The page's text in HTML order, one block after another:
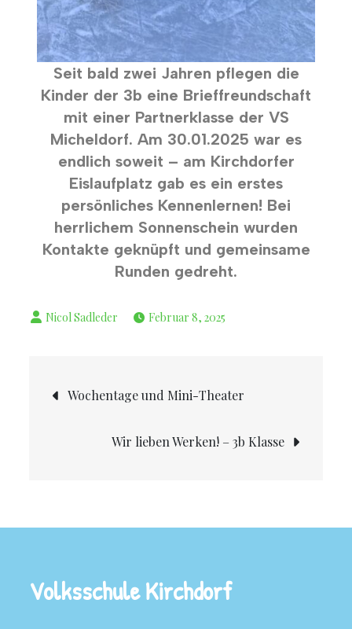
Seit bald zwei Jahren pflegen die
Kinder der 3b eine Brieffreundschaft
mit einer Partnerklasse der VS
Micheldorf. Am 30.01.2025 war es
endlich soweit – am Kirchdorfer
Eislaufplatz gab es ein erstes
persönliches Kennenlernen! Bei
herrlichem Sonnenschein wurden
Kontakte geknüpft und gemeinsame
Runden gedreht.
Februar 8, 2025
Wochentage und Mini-Theater
Wir lieben Werken! – 3b Klasse
Volksschule Kirchdorf